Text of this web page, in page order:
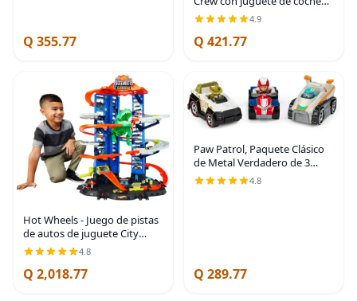
Q 355.77
Ferrari – Modelo de coche de
carreras de juguete de
construcción para niños,
4.9
Q 421.77
Hot Wheels - Juego de pistas
de autos de juguete City
Ultimate Garage Moving T-
almacenamiento de
4.8
Q 2,018.77
Paw Patrol, Paquete Clásico
de Metal Verdadero de 3
vehículos coleccionables
fundidos a presión, escala
4.8
Q 289.77